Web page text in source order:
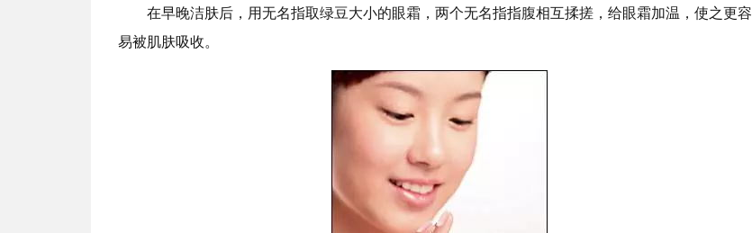
在早晚洁肤后，用无名指取绿豆大小的眼霜，两个无名指指腹相互揉搓，给眼霜加温，使之更容
易被肌肤吸收。